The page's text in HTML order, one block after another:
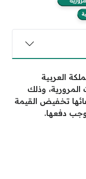
العربية
وذلك
تخفيض القيمة
دفعها.